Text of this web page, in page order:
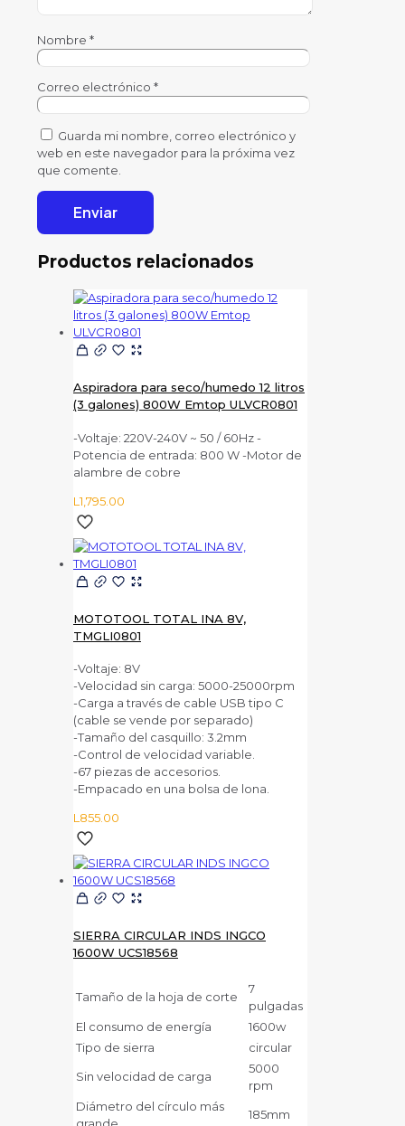
Nombre *
Correo electrónico *
Guarda mi nombre, correo electrónico y
web en este navegador para la próxima vez
que comente.
Productos relacionados
Aspiradora para seco/humedo 12 litros
(3 galones) 800W Emtop ULVCR0801
-Voltaje: 220V-240V ~ 50 / 60Hz -
Potencia de entrada: 800 W -Motor de
alambre de cobre
L1,795.00
MOTOTOOL TOTAL INA 8V,
TMGLI0801
-Voltaje: 8V
-Velocidad sin carga: 5000-25000rpm
-Carga a través de cable USB tipo C
(cable se vende por separado)
-Tamaño del casquillo: 3.2mm
-Control de velocidad variable.
-67 piezas de accesorios.
-Empacado en una bolsa de lona.
L 855.00
SIERRA CIRCULAR INDS INGCO
1600W UCS18568
Tamaño de la hoja de corte
7
pulgadas
El consumo de energía
1600w
Tipo de sierra
circular
Sin velocidad de carga
5000
rpm
Diámetro del círculo más
grande
185mm